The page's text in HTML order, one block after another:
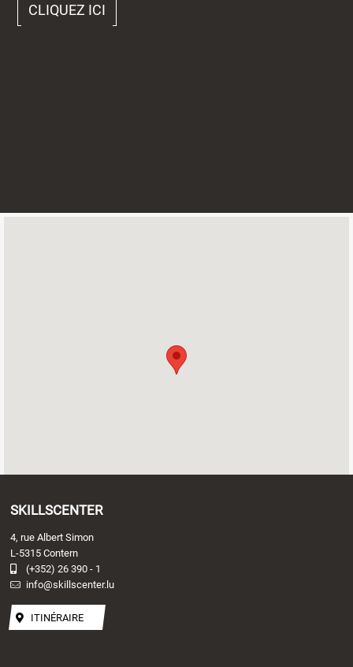
CLIQUEZ ICI
SKILLSCENTER
4, rue Albert Simon
L-5315 Contern
(+352) 26 390 - 1
info@skillscenter.lu
ITINÉRAIRE